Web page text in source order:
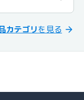
カテゴリを見る